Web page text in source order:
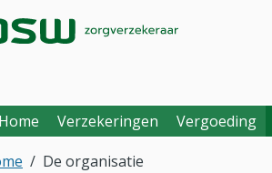
DSW
Home Verzekeringen Vergoeding
De organisatie